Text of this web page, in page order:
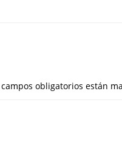
campos obligatorios están